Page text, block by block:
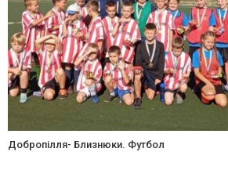
Добропілля- Близнюки. Футбол